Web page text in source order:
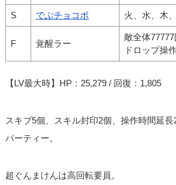
S でぶチョコボ 火、水、木
F 覚醒ラー
敵全体
ドロップ操
【LV最大時】HP：25,279 / 回復：1,805
スキブ5個、スキル封印2個、操作時間延
パーティー。
超ぐんまけんは高回転要員。